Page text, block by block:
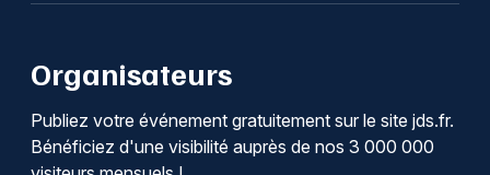
Organisateurs
Publiez votre événement gratuitement sur le site jds.fr.
Bénéficiez d'une visibilité auprès de nos 3 000 000